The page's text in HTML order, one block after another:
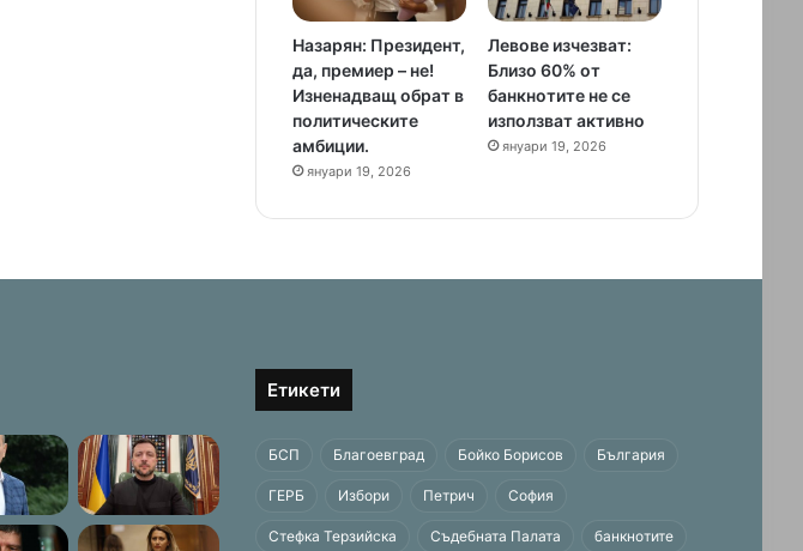
Назарян: Президент,
да, премиер – не!
Изненадващ обрат в
политическите
амбиции.
януари 19, 2026
Левове изчезват:
Близо 60% от
банкнотите не се
използват активно
януари 19, 2026
Етикети
БСП Благоевград Бойко Борисов България
ГЕРБ Избори Петрич София
Стефка Терзийска Съдебната Палата банкнотите